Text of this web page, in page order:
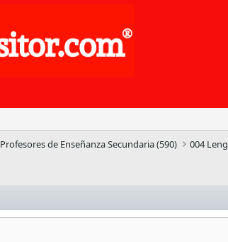
Profesores de Enseñanza Secundaria (590) 004